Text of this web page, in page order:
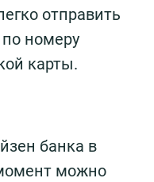
отправить
по номеру
карты.
банка в
можно